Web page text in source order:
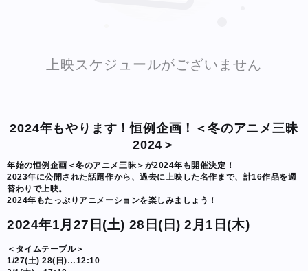
上映スケジュールがございません
2024年もやります！恒例企画！＜冬のアニメ三昧
2024＞
年始の恒例企画＜冬のアニメ三昧＞が2024年も開催決定！
2023年に公開された話題作から、過去に上映した名作まで、計16作品を週
替わりで上映。
2024年もたっぷりアニメーションを楽しみましょう！
2024年1月27日(土) 28日(日) 2月1日(木)
＜タイムテーブル＞
1/27(土) 28(日)…12:10